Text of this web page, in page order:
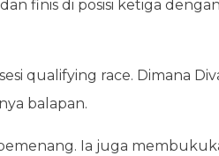
finis di posisi ketiga
qualifying race. Dimana
balapan.
Ia juga